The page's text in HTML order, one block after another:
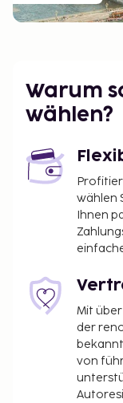
Warum
wählen?
wählen
Ihnen
Mit
der
von